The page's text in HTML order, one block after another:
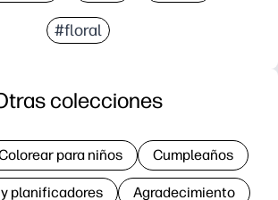
#floral
colecciones
para niños Cumpleaños
planificadores Agradecimiento